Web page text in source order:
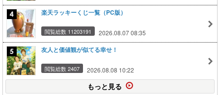
楽天ラッキーくじ一覧（PC版）
閲覧総数 11203191 2026.08.07 08:35
友人と価値観が似てる幸せ！
閲覧総数 2407 2026.08.08 10:22
もっと見る